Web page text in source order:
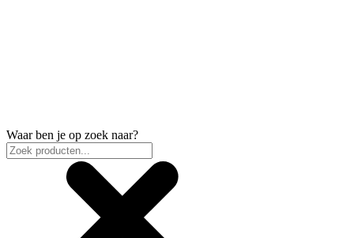
Waar ben je op zoek naar?